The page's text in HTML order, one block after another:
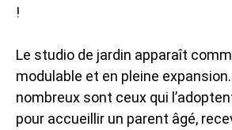
!
Le studio de jardin apparaît
modulable et en pleine expansion.
nombreux sont ceux qui
pour accueillir un parent âgé,